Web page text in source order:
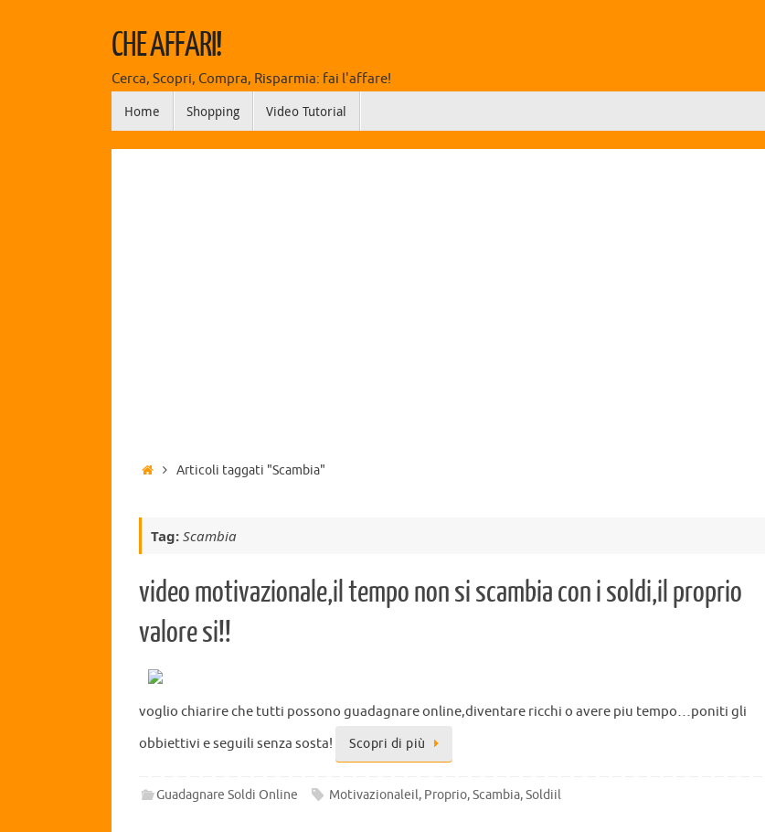
CHE AFFARI!
Cerca, Scopri, Compra, Risparmia: fai l'affare!
Home
Shopping Video Tutorial
Articoli taggati "Scambia"
Tag: Scambia
video motivazionale,il tempo non si scambia con i soldi,il proprio
valore si!!
voglio chiarire che tutti possono guadagnare online,diventare ricchi o avere piu tempo…poniti gli
obbiettivi e seguili senza sosta!
Scopri di più
Guadagnare Soldi Online Motivazionaleil, Proprio,Scambia,Soldiil